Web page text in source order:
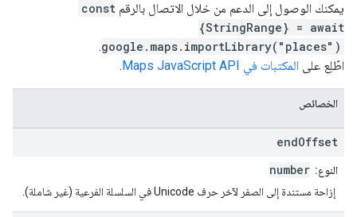
يمكنك الوصول إلى الدعم من خلال الاتصال بالرقم const
{StringRange} = await
google.maps.importLibrary("places")
.
اطّلِع على المكتبات في Maps JavaScript API .
الخصائص
endOffset
النوع: number
إزاحة مستندة إلى الصفر لآخر حرف Unicode في السلسلة الفرعية (غير شاملة).